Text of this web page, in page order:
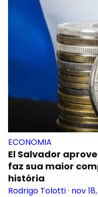
ECONOMIA
El Salvador
faz sua maior
história
Rodrigo Tolotti· nov